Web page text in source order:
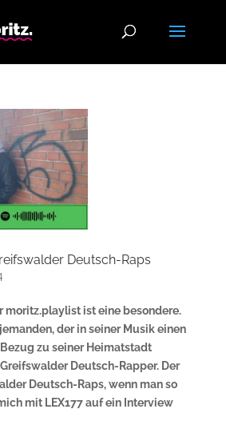
Deutsch-Raps
moritz.playlist ist eine besondere.
der in seiner Musik einen
zu seiner Heimatstadt
Deutsch-Rapper. Der
Deutsch-Raps, wenn man so
mit LEX177 auf ein Interview